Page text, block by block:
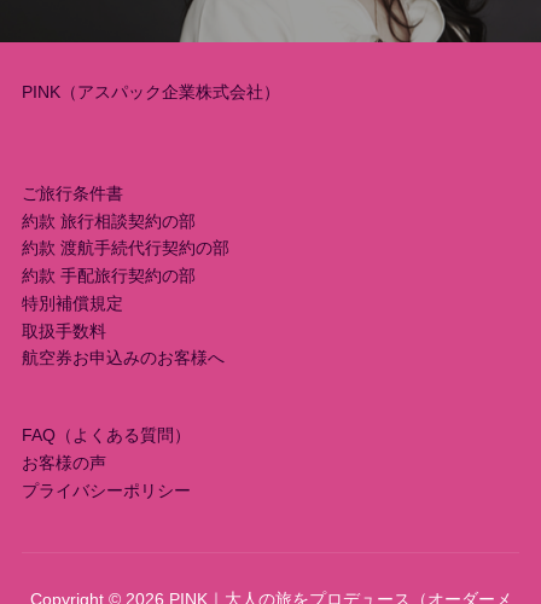
ゲ
ー
ョ
ン
PINK（アスパック企業株式会社）
ご旅行条件書
約款 旅行相談契約の部
約款 渡航手続代行契約の部
約款 手配旅行契約の部
特別補償規定
取扱手数料
航空券お申込みのお客様へ
FAQ（よくある質問）
お客様の声
プライバシーポリシー
Copyright © 2026 PINK｜大人の旅をプロデュース（オーダーメ